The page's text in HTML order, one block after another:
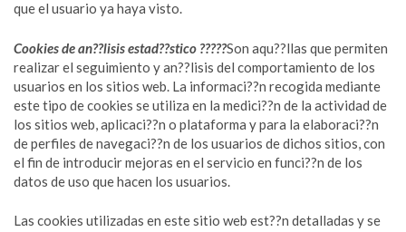
que el usuario ya haya visto.
Cookies de an??lisis estad??stico ?????Son aqu??llas que permiten
realizar el seguimiento y an??lisis del comportamiento de los
usuarios en los sitios web. La informaci??n recogida mediante
este tipo de cookies se utiliza en la medici??n de la actividad de
los sitios web, aplicaci??n o plataforma y para la elaboraci??n
de perfiles de navegaci??n de los usuarios de dichos sitios, con
el fin de introducir mejoras en el servicio en funci??n de los
datos de uso que hacen los usuarios.
Las cookies utilizadas en este sitio web est??n detalladas y se